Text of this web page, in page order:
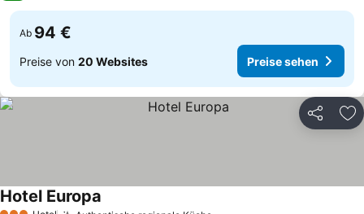
Ab 94 €
Preise von 20 Websites Preise sehen
Teilen
Hotel Europa